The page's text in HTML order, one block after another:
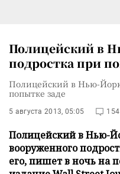
Полицейский в
подростка при
Полицейский в Нью-
попытке заде
5 августа 2013, 05:05 154
Полицейский в Нью-
вооруженного
его, пишет в ночь на